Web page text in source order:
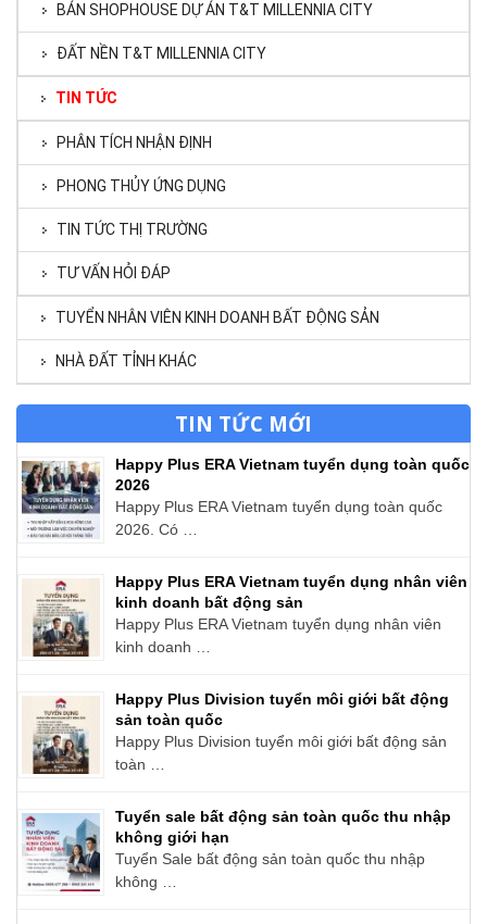
BÁN SHOPHOUSE DỰ ÁN T&T MILLENNIA CITY
ĐẤT NỀN T&T MILLENNIA CITY
TIN TỨC
PHÂN TÍCH NHẬN ĐỊNH
PHONG THỦY ỨNG DỤNG
TIN TỨC THỊ TRƯỜNG
TƯ VẤN HỎI ĐÁP
TUYỂN NHÂN VIÊN KINH DOANH BẤT ĐỘNG SẢN
NHÀ ĐẤT TỈNH KHÁC
TIN TỨC MỚI
Happy Plus ERA Vietnam tuyển dụng toàn quốc
2026
Happy Plus ERA Vietnam tuyển dụng toàn quốc
2026. Có …
Happy Plus ERA Vietnam tuyển dụng nhân viên
kinh doanh bất động sản
Happy Plus ERA Vietnam tuyển dụng nhân viên
kinh doanh …
Happy Plus Division tuyển môi giới bất động
sản toàn quốc
Happy Plus Division tuyển môi giới bất động sản
toàn …
Tuyển sale bất động sản toàn quốc thu nhập
không giới hạn
Tuyển Sale bất động sản toàn quốc thu nhập
không …